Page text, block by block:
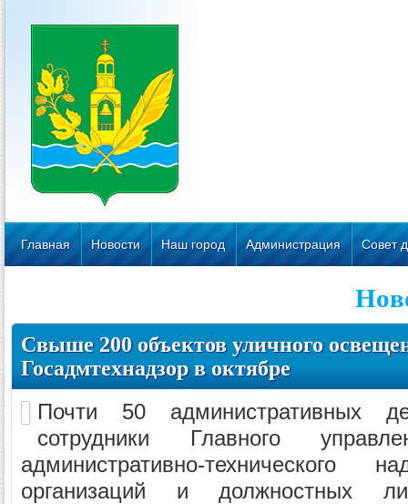
Главная Новости Наш город Администрация Совет
Свыше 200 объектов уличного
Госадмтехнадзор в октябре
Почти 50 административных
сотрудники Главного
административно-
организаций и должностных